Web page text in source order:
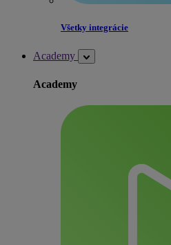
Všetky integrácie
Academy
Academy